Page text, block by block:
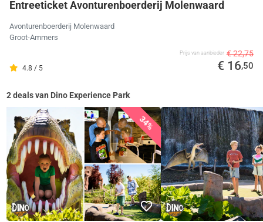
Entreeticket Avonturenboerderij Molenwaard
Avonturenboerderij Molenwaard
Groot-Ammers
4.8 / 5
Prijs van aanbieder € 22,75
€ 16,50
2 deals van Dino Experience Park
34%